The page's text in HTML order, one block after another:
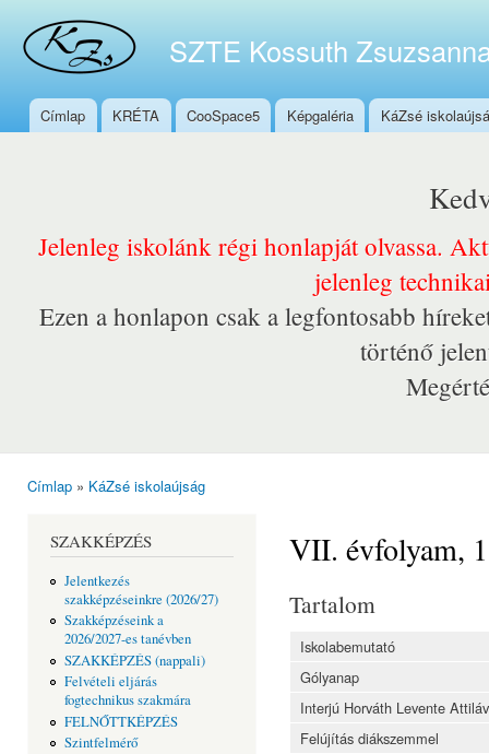
SZTE Kossuth
Főmenü
Címlap KRÉTA CooSpace5 Képgaléria KáZsé
Jelenleg iskolánk régi honlapját olvassa.
jelenleg
Ezen a honlapon csak a legfontosabb
történő
Címlap » KáZsé iskolaújság
SZAKKÉPZÉS
Jelentkezés
szakképzéseinkre (2026/27)
Szakképzéseink a
2026/2027-es tanévben
SZAKKÉPZÉS (nappali)
Felvételi eljárás
fogtechnikus szakmára
FELNŐTTKÉPZÉS
Szintfelmérő
VII. évfolyam,
Tartalom
Iskolabemutató
Gólyanap
Interjú Horváth Levente
Felújítás diákszemmel